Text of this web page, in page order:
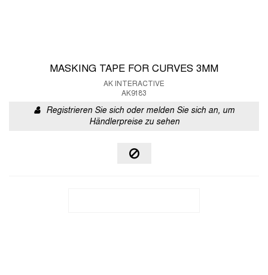
MASKING TAPE FOR CURVES 3MM
AK INTERACTIVE
AK9183
Registrieren Sie sich oder melden Sie sich an, um
Händlerpreise zu sehen